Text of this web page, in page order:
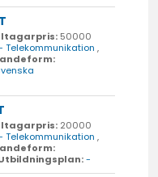
50000
Telekommunikation ,
20000
Telekommunikation ,
-